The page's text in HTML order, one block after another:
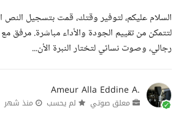
السلام عليكم، لتوفير وقتك، قمت بتسجيل
لتتمكن من تقييم الجودة والأداء مباشرة.
رجالي، وصوت نسائي لتختار النبرة الأن...
Ameur Alla Eddine A.
معلق صوتي لم يحسب منذ شهر